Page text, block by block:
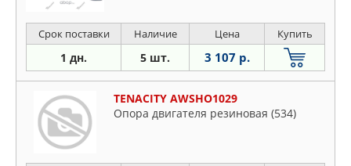
Срок поставки Наличие Цена Купить
1 дн. 5 шт. 3 107 р.
TENACITY AWSHO1029
Опора двигателя резиновая (534)